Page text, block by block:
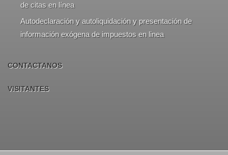
de citas en línea
Autodeclaración y autoliquidación y presentación de
información exógena de impuestos en linea
CONTACTANOS
VISITANTES